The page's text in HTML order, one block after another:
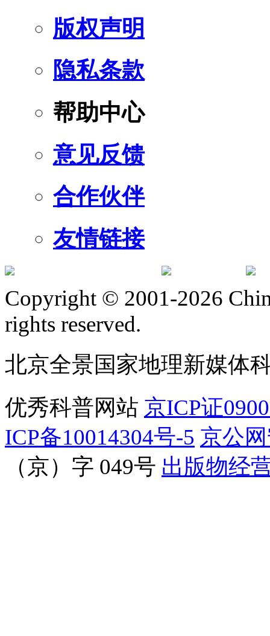
版权声明
隐私条款
帮助中心
意见反馈
合作伙伴
友情链接
Copyright © 2001-2026
rights reserved.
北京全景国家地理新媒体
优秀科普网站 京ICP证
ICP备10014304号-5 京公
（京）字 049号 出版物经